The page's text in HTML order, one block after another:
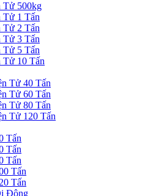
Tử 500kg
Tử 1 Tấn
Tử 2 Tấn
Tử 3 Tấn
Tử 5 Tấn
Tử 10 Tấn
Tử 40 Tấn
Tử 60 Tấn
Tử 80 Tấn
Tử 120 Tấn
Tấn
Tấn
Tấn
Tấn
Tấn
Động